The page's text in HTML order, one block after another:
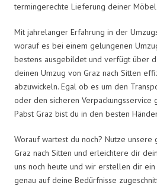
termingerechte Lieferung deiner Möbel.
Mit jahrelanger Erfahrung in der
worauf es bei einem gelungenen
bestens ausgebildet und verfügt über
deinen Umzug von Graz nach Sitten
abzuwickeln. Egal ob es um den
oder den sicheren Verpackungsservice
Pabst Graz bist du in den besten
Worauf wartest du noch? Nutze unsere
Graz nach Sitten und erleichtere dir
uns noch heute und wir erstellen dir
genau auf deine Bedürfnisse